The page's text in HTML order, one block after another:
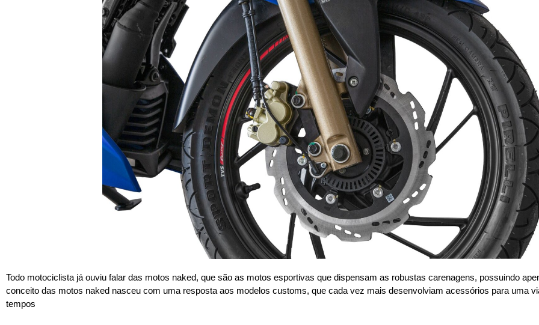
Todo motociclista já ouviu falar das motos naked, que são as motos esportivas que dispensam as robustas carenagens, possuindo
conceito das motos naked nasceu com uma resposta aos modelos customs, que cada vez mais desenvolviam acessórios para uma
tempos